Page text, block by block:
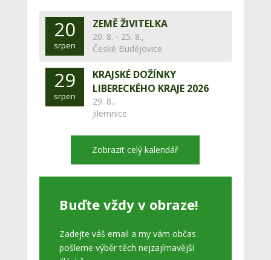
20
srpen
ZEMĚ ŽIVITELKA
20. 8. - 25. 8.,
České Budějovice
29
srpen
KRAJSKÉ DOŽÍNKY
LIBERECKÉHO KRAJE 2026
29. 8.,
Jilemnice
Zobrazit celý kalendář
Buďte vždy v obraze!
Zadejte váš email a my vám občas
pošleme výběr těch nejzajímavější